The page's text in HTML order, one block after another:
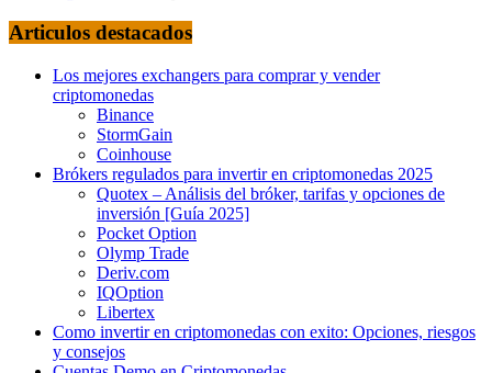
Articulos destacados
Los mejores exchangers para comprar y vender
criptomonedas
Binance
StormGain
Coinhouse
Brókers regulados para invertir en criptomonedas 2025
Quotex – Análisis del bróker, tarifas y opciones de
inversión [Guía 2025]
Pocket Option
Olymp Trade
Deriv.com
IQOption
Libertex
Como invertir en criptomonedas con exito: Opciones, riesgos
y consejos